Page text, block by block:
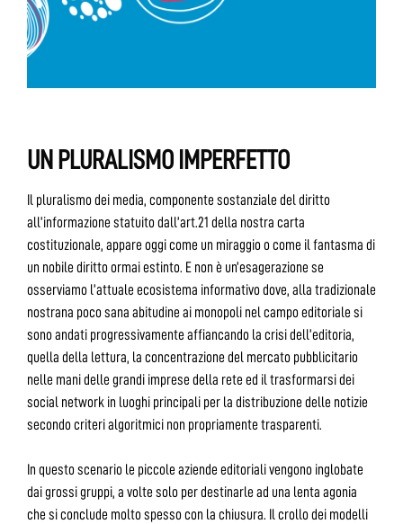
UN PLURALISMO IMPERFETTO
Il pluralismo dei media, componente sostanziale del diritto
all’informazione statuito dall’art.21 della nostra carta
costituzionale, appare oggi come un miraggio o come il fantasma di
un nobile diritto ormai estinto. E non è un’esagerazione se
osserviamo l’attuale ecosistema informativo dove, alla tradizionale
nostrana poco sana abitudine ai monopoli nel campo editoriale si
sono andati progressivamente affiancando la crisi dell’editoria,
quella della lettura, la concentrazione del mercato pubblicitario
nelle mani delle grandi imprese della rete ed il trasformarsi dei
social network in luoghi principali per la distribuzione delle notizie
secondo criteri algoritmici non propriamente trasparenti.
In questo scenario le piccole aziende editoriali vengono inglobate
dai grossi gruppi, a volte solo per destinarle ad una lenta agonia
che si conclude molto spesso con la chiusura. Il crollo dei modelli